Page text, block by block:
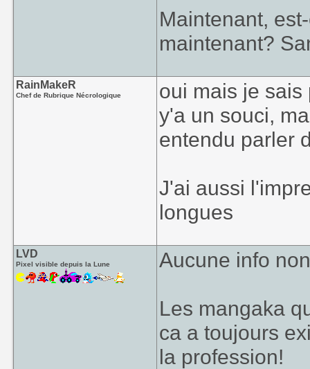
Maintenant,
maintenant?
RainMakeR
Chef de Rubrique Nécrologique
oui mais je
y'a un souci,
entendu parler
J'ai aussi
longues
LVD
Pixel visible depuis la Lune Aucune info
Les mangaka
ca a toujours
la profession!